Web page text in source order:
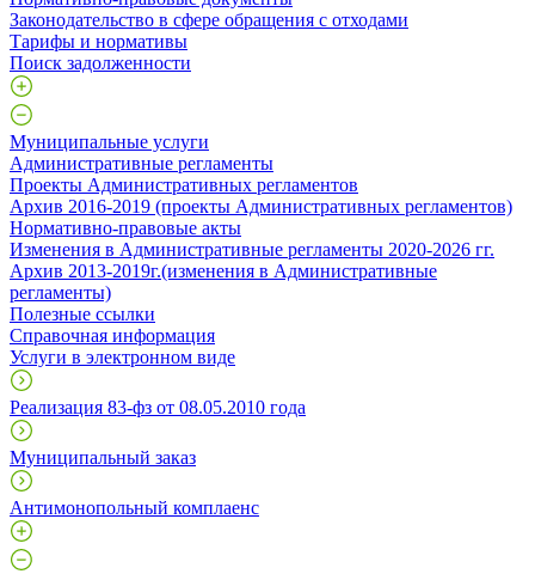
Законодательство в сфере обращения с отходами
Тарифы и нормативы
Поиск задолженности
Муниципальные услуги
Административные регламенты
Проекты Административных регламентов
Архив 2016-2019 (проекты Административных регламентов)
Нормативно-правовые акты
Изменения в Административные регламенты 2020-2026 гг.
Архив 2013-2019г.(изменения в Административные
регламенты)
Полезные ссылки
Справочная информация
Услуги в электронном виде
Реализация 83-фз от 08.05.2010 года
Муниципальный заказ
Антимонопольный комплаенс